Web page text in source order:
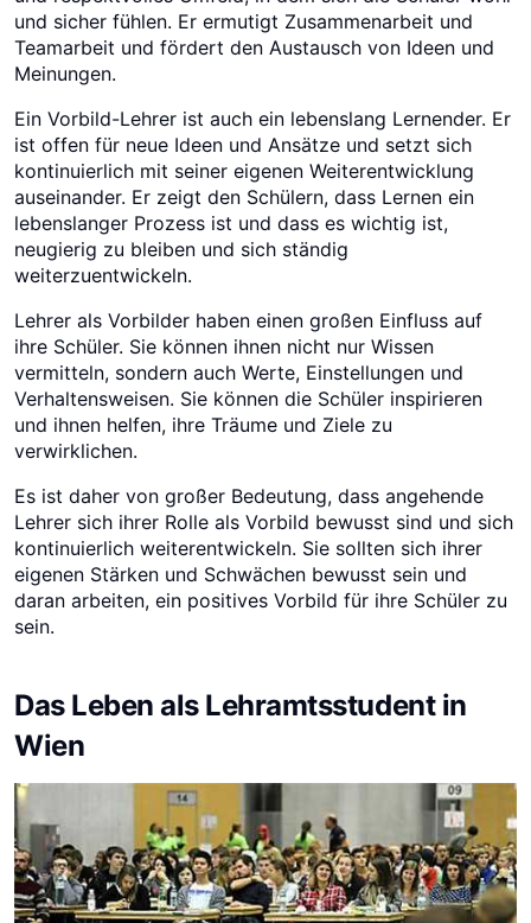
und sicher fühlen. Er ermutigt Zusammenarbeit und
Teamarbeit und fördert den Austausch von Ideen und
Meinungen.
Ein Vorbild-Lehrer ist auch ein lebenslang Lernender. Er
ist offen für neue Ideen und Ansätze und setzt sich
kontinuierlich mit seiner eigenen Weiterentwicklung
auseinander. Er zeigt den Schülern, dass Lernen ein
lebenslanger Prozess ist und dass es wichtig ist,
neugierig zu bleiben und sich ständig
weiterzuentwickeln.
Lehrer als Vorbilder haben einen großen Einfluss auf
ihre Schüler. Sie können ihnen nicht nur Wissen
vermitteln, sondern auch Werte, Einstellungen und
Verhaltensweisen. Sie können die Schüler inspirieren
und ihnen helfen, ihre Träume und Ziele zu
verwirklichen.
Es ist daher von großer Bedeutung, dass angehende
Lehrer sich ihrer Rolle als Vorbild bewusst sind und sich
kontinuierlich weiterentwickeln. Sie sollten sich ihrer
eigenen Stärken und Schwächen bewusst sein und
daran arbeiten, ein positives Vorbild für ihre Schüler zu
sein.
Das Leben als Lehramtsstudent in
Wien